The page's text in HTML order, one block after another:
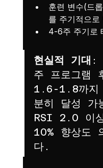
훈련 변수(드
를 주기적으로
4-6주 주기로
현실적 기대 :
주 프로그램
1.6-1.8까지
분히 달성 가
RSI 2.0 이
10% 향상도
다.